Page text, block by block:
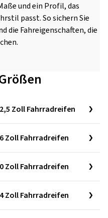
und ein Profil, das
passt. So sichern Sie
die Fahreigenschaften, die
Zoll Fahrradreifen
Zoll Fahrradreifen
Zoll Fahrradreifen
Zoll Fahrradreifen